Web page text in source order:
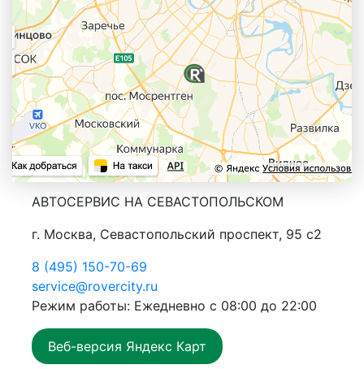
АВТОСЕРВИС НА СЕВАСТОПОЛЬСКОМ
г. Москва, Севастопольский проспект, 95 с2
8 (495) 150-70-69
service@rovercity.ru
Режим работы: Ежедневно с 08:00 до 22:00
Веб-версия Яндекс Карт